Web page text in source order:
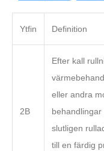
Ytfin Definition
2B
Efter kall
eller andra
behandlingar
slutligen
till en färdig